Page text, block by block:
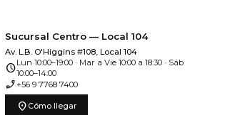
Sucursal Centro — Local 104
Av. L.B. O'Higgins #108, Local 104
scheduleLun 10:00–19:00 · Mar a Vie 10:00 a 18:30 · Sáb
10:00–14:00
phone_enabled +56 9 7768 7400
location_on Cómo llegar